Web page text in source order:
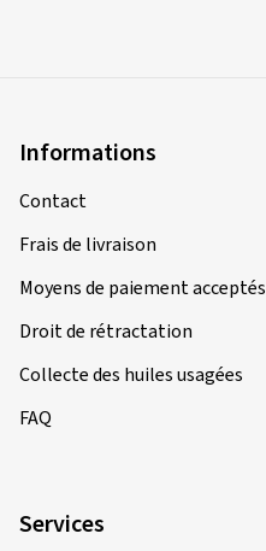
Informations
Contact
Frais de livraison
Moyens de paiement acceptés
Droit de rétractation
Collecte des huiles usagées
FAQ
Services